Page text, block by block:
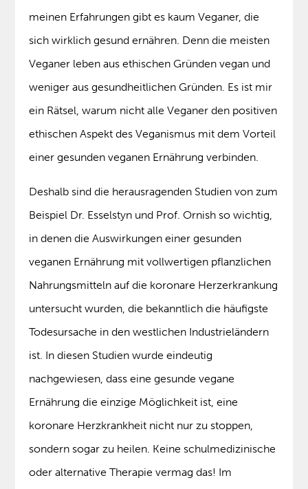
meinen Erfahrungen gibt es kaum Veganer, die
sich wirklich gesund ernähren. Denn die meisten
Veganer leben aus ethischen Gründen vegan und
weniger aus gesundheitlichen Gründen. Es ist mir
ein Rätsel, warum nicht alle Veganer den positiven
ethischen Aspekt des Veganismus mit dem Vorteil
einer gesunden veganen Ernährung verbinden.
Deshalb sind die herausragenden Studien von zum
Beispiel Dr. Esselstyn und Prof. Ornish so wichtig,
in denen die Auswirkungen einer gesunden
veganen Ernährung mit vollwertigen pflanzlichen
Nahrungsmitteln auf die koronare Herzerkrankung
untersucht wurden, die bekanntlich die häufigste
Todesursache in den westlichen Industrieländern
ist. In diesen Studien wurde eindeutig
nachgewiesen, dass eine gesunde vegane
Ernährung die einzige Möglichkeit ist, eine
koronare Herzkrankheit nicht nur zu stoppen,
sondern sogar zu heilen. Keine schulmedizinische
oder alternative Therapie vermag das! Im